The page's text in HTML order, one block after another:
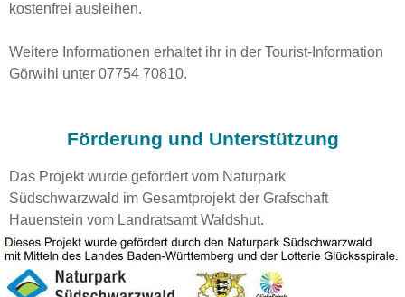
kostenfrei ausleihen.
Weitere Informationen erhaltet ihr in der Tourist-Information
Görwihl unter 07754 70810.
Förderung und Unterstützung
Das Projekt wurde gefördert vom Naturpark
Südschwarzwald im Gesamtprojekt der Grafschaft
Hauenstein vom Landratsamt Waldshut.